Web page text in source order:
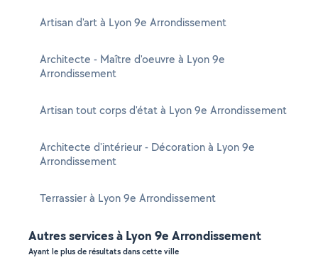
Artisan d'art à Lyon 9e Arrondissement
Architecte - Maître d'oeuvre à Lyon 9e
Arrondissement
Artisan tout corps d'état à Lyon 9e Arrondissement
Architecte d'intérieur - Décoration à Lyon 9e
Arrondissement
Terrassier à Lyon 9e Arrondissement
Autres services à Lyon 9e Arrondissement
Ayant le plus de résultats dans cette ville